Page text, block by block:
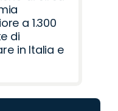
a 1.300
di
in Italia e